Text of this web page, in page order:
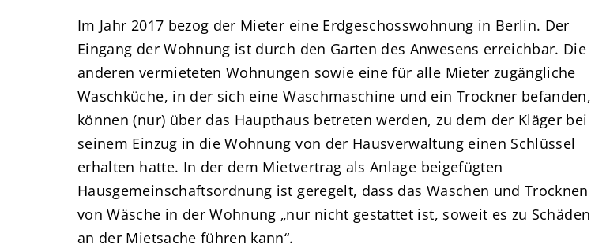
Im Jahr 2017 bezog der Mieter eine Erdgeschosswohnung in Berlin. Der
Eingang der Wohnung ist durch den Garten des Anwesens erreichbar. Die
anderen vermieteten Wohnungen sowie eine für alle Mieter zugängliche
Waschküche, in der sich eine Waschmaschine und ein Trockner befanden,
können (nur) über das Haupthaus betreten werden, zu dem der Kläger bei
seinem Einzug in die Wohnung von der Hausverwaltung einen Schlüssel
erhalten hatte. In der dem Mietvertrag als Anlage beigefügten
Hausgemeinschaftsordnung ist geregelt, dass das Waschen und Trocknen
von Wäsche in der Wohnung „nur nicht gestattet ist, soweit es zu Schäden
an der Mietsache führen kann“.